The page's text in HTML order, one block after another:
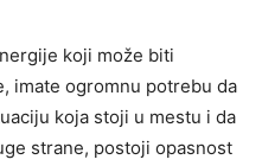
koji može biti
imate ogromnu potrebu da
koja stoji u mestu i da
strane, postoji opasnost